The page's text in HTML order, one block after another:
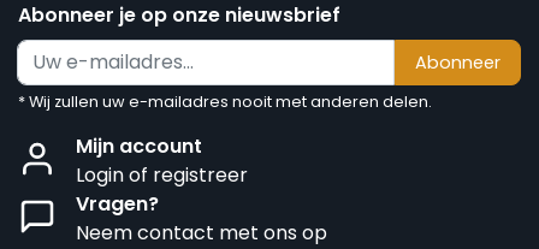
Abonneer je op onze nieuwsbrief
Abonneer
* Wij zullen uw e-mailadres nooit met anderen delen.
Mijn account
Login of registreer
Vragen?
Neem contact met ons op